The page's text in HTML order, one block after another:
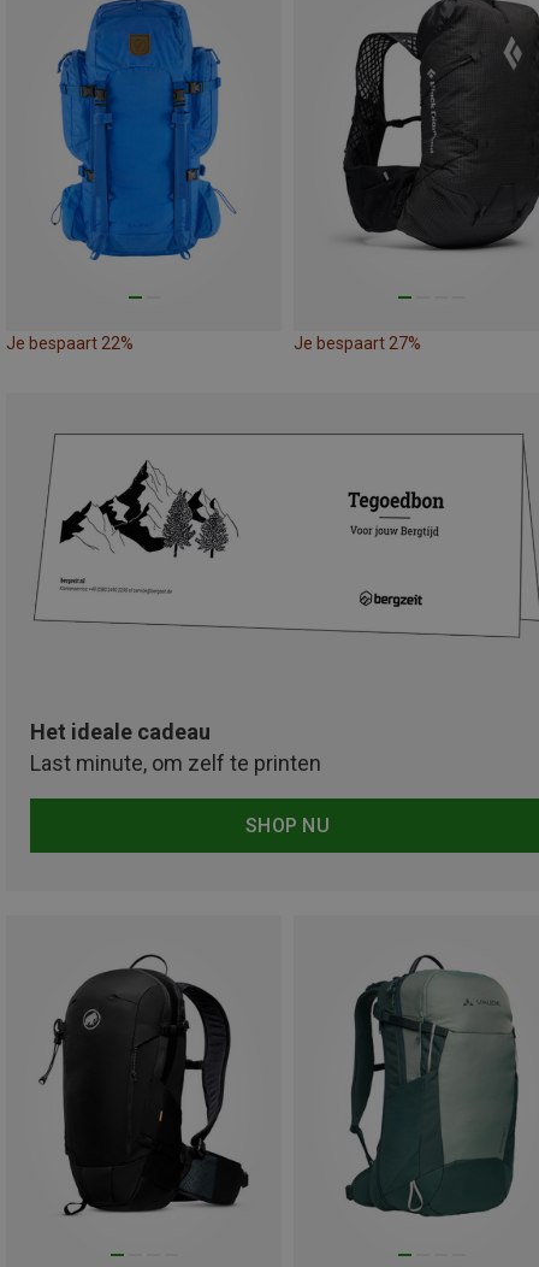
Je bespaart 22% Je bespaart 27%
Het ideale cadeau
Last minute, om zelf te printen
SHOP NU